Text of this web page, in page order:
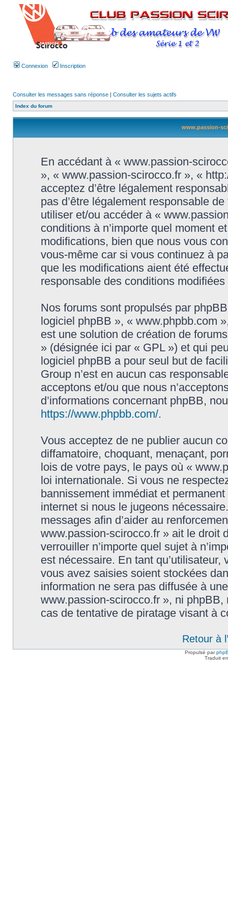
Connexion Inscription
Consulter les messages sans réponse | Consulter les sujets actifs
Index du forum
www.passion-
En accédant à « www.passion-
», « www.passion-scirocco.fr », «
acceptez d’être légalement
pas d’être légalement responsable
utiliser et/ou accéder à «
conditions à n’importe quel moment
modifications, bien que nous vous
vous-même car si vous continuez à
que les modifications aient été
responsable des conditions
Nos forums sont propulsés par
logiciel phpBB », « www.phpbb.com
est une solution de création de
» (désignée ici par « GPL ») et qui
logiciel phpBB a pour seul but de
Group n’est en aucun cas
acceptons et/ou que nous
d’informations concernant phpBB,
https://www.phpbb.com/.
Vous acceptez de ne publier aucun
diffamatoire, choquant, menaçant,
lois de votre pays, le pays où «
loi internationale. Si vous ne
bannissement immédiat et
internet si nous le jugeons
messages afin d’aider au
www.passion-scirocco.fr » ait le droit
verrouiller n’importe quel sujet à
est nécessaire. En tant
vous avez saisies soient stockées
information ne sera pas diffusée à
www.passion-scirocco.fr », ni
cas de tentative de piratage visant à
Retour à
Propulsé par
Traduit